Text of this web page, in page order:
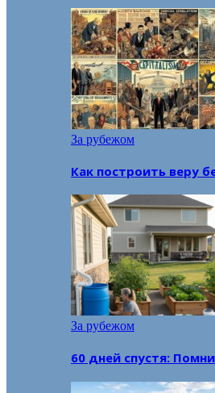
За рубежом
Как построить веру
За рубежом
60 дней спустя: